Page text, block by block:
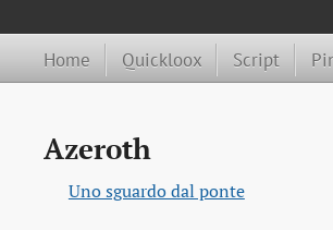
Home Quickloox Script
Azeroth
Uno sguardo dal ponte